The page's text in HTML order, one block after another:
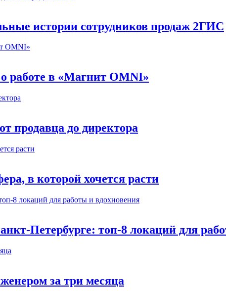
истории сотрудников продаж 2ГИС
работе в «Магнит OMNI»
продавца до директора
в которой хочется расти
Петербурге: топ-8 локаций для
за три месяца